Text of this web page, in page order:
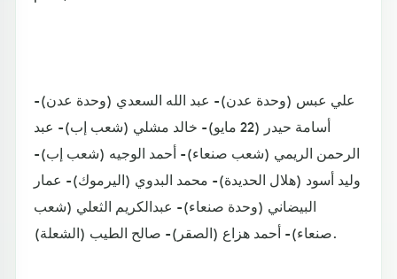
علي عبس (وحدة عدن)- عبد الله السعدي (وحدة عدن)-
أسامة حيدر (22 مايو)- خالد مشلي (شعب إب)- عبد
الرحمن الريمي (شعب صنعاء)- أحمد الوجيه (شعب إب)-
وليد أسود (هلال الحديدة)- محمد البدوي (اليرموك)- عمار
البيضاني (وحدة صنعاء)- عبدالكريم الثعلي (شعب
صنعاء)- أحمد هزاع (الصقر)- صالح الطيب (الشعلة).